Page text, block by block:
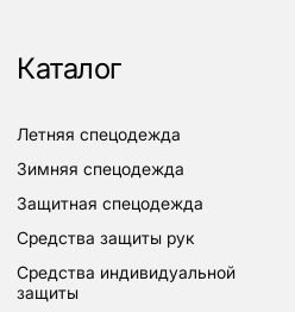
Каталог
летняя спецодежда
зимняя спецодежда
защитная спецодежда
средства защиты рук
средства индивидуальной
защиты